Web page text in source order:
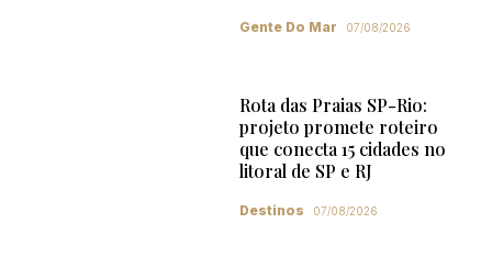
Gente Do Mar 07/08/2026
Rota das Praias SP-Rio:
projeto promete roteiro
que conecta 15 cidades no
litoral de SP e RJ
Destinos 07/08/2026